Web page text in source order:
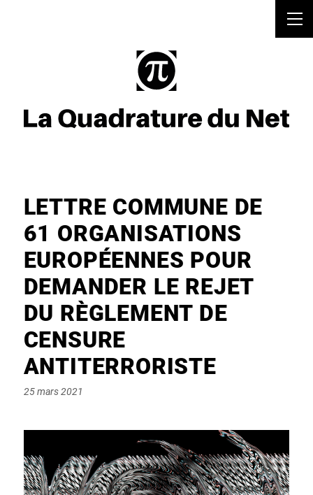
LETTRE COMMUNE DE
61 ORGANISATIONS
EUROPÉENNES POUR
DEMANDER LE REJET
DU RÈGLEMENT DE
CENSURE
ANTITERRORISTE
Posted
25 mars 2021